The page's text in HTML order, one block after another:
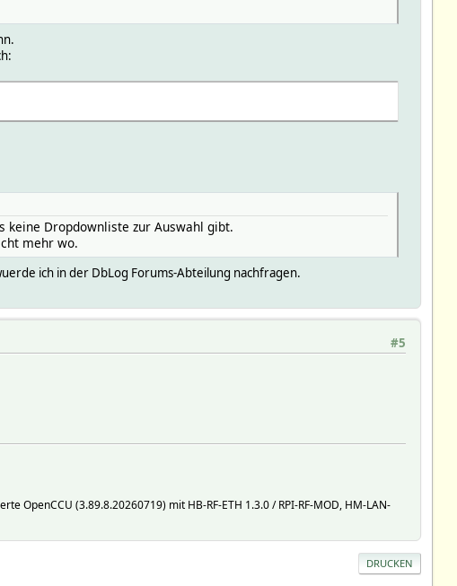
keine Dropdownliste zur Auswahl gibt.
mehr wo.
ich in der DbLog Forums-Abteilung nachfragen.
#5
OpenCCU (3.89.8.20260719) mit HB-RF-ETH 1.3.0 / RPI-RF-MOD, HM-LAN-
DRUCKEN